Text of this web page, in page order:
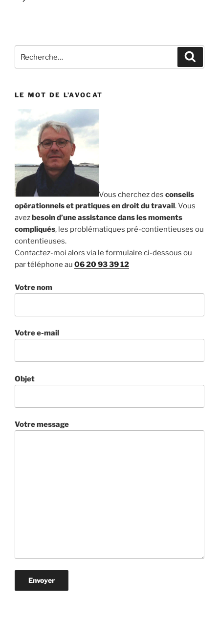
pour
LE MOT DE L’AVOCAT
Vous cherchez des conseils
opérationnels et pratiques en droit du travail. Vous
avezbesoin d’une assistance dans les moments
compliqués, les problématiques pré-contientieuses ou
contentieuses.
Contactez-moi alors via le formulaire ci-dessous ou
par téléphone au 06 20 93 39 12
Votre nom
Votre e-mail
Objet
Votre message